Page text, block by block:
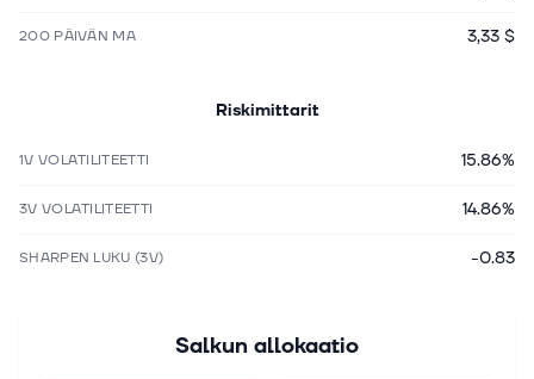
200 PÄIVÄN MA 3,33 $
Riskimittarit
1V VOLATILITEETTI 15.86%
3V VOLATILITEETTI 14.86%
SHARPEN LUKU (3V) -0.83
Salkun allokaatio